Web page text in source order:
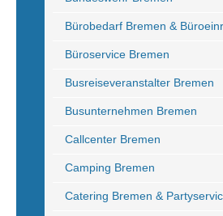
Bürobedarf Bremen &
Büroservice Bremen
Busreiseveranstalter Bremen
Busunternehmen Bremen
Callcenter Bremen
Camping Bremen
Catering Bremen &